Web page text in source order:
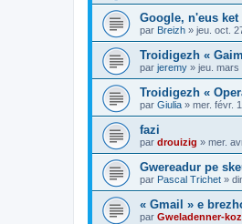
Google, n'eus
par Breizh » jeu. oct.
Troidigezh «
par jeremy » jeu. mars
Troidigezh «
par Giulia » mer. févr.
fazi
par drouizig » mer.
Gwereadur pe
par Pascal Trichet »
« Gmail » e
par Gweladenner-